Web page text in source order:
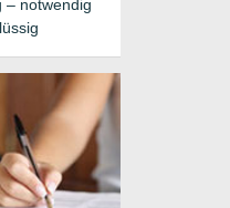
– notwendig